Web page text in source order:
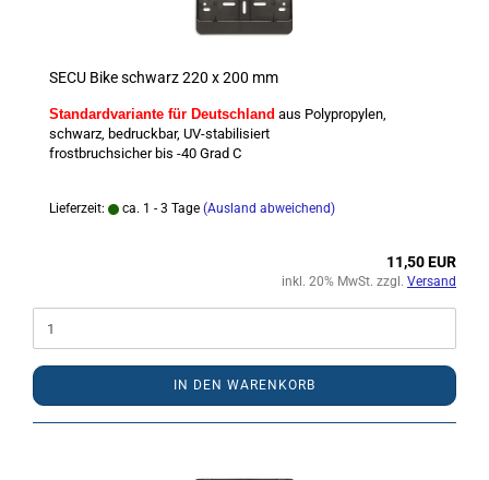
SECU Bike schwarz 220 x 200 mm
Standardvariante für Deutschland aus Polypropylen,
schwarz, bedruckbar, UV-stabilisiert
frostbruchsicher bis -40 Grad C
Lieferzeit: ca. 1 - 3 Tage (Ausland abweichend)
11,50 EUR
inkl. 20% MwSt. zzgl. Versand
IN DEN WARENKORB